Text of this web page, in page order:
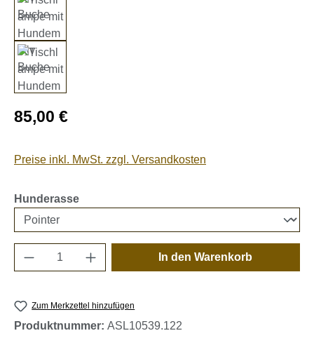
Regulärer Preis:
85,00 €
Preise inkl. MwSt. zzgl. Versandkosten
Hunderasseauswählen
Produkt Anzahl: Gib den gewünschten
In den Warenkorb
Zum Merkzettel hinzufügen
Produktnummer: ASL10539.122